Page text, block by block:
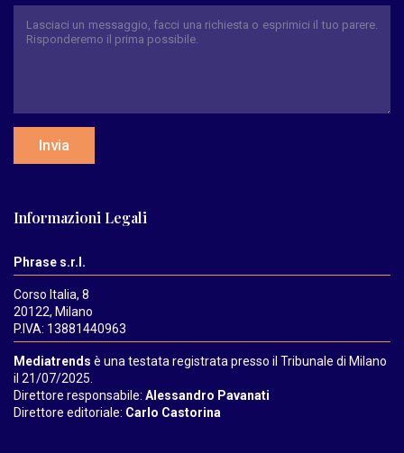
Invia
Informazioni Legali
Phrase s.r.l.
Corso Italia, 8
20122, Milano
P.IVA: 13881440963
Mediatrends è una testata registrata presso il Tribunale di Milano
il 21/07/2025.
Direttore responsabile: Alessandro Pavanati
Direttore editoriale: Carlo Castorina